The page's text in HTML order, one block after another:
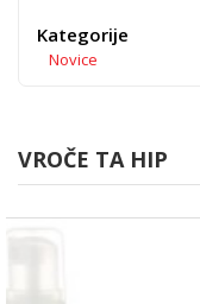
Kategorije
Novice
VROČE TA HIP